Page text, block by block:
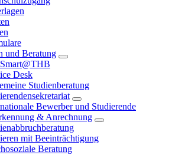
und Beratung
Desk
Studienberatung
Bewerber und Studierende
& Anrechnung
mit Beeinträchtigung
Beratung